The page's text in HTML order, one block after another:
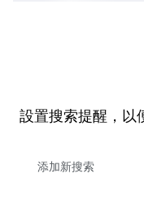
設置搜索提醒，以